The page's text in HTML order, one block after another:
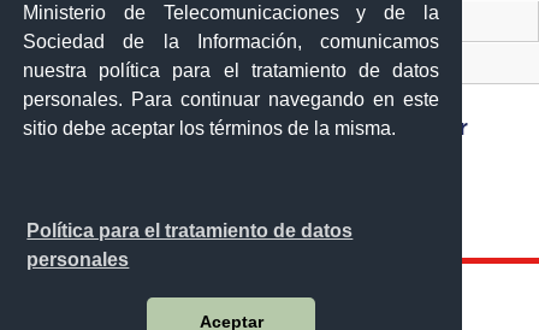
Ministerio de Telecomunicaciones y de la
Sociedad de la Información, comunicamos
nuestra política para el tratamiento de datos
personales. Para continuar navegando en este
sitio debe aceptar los términos de la misma.
Política para el tratamiento de datos
personales
Aceptar
Ventanilla Única de Comercio Exterior
Sistema Nacional de Información (SNI)
Teléfono: 593-6 295-0815